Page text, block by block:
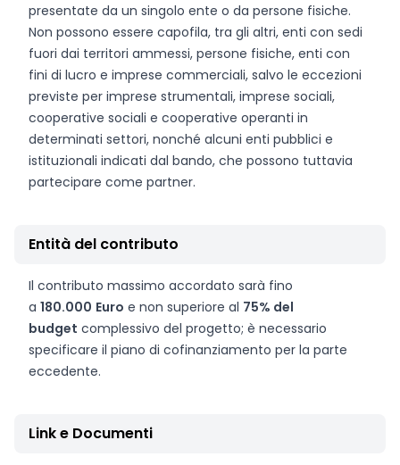
presentate da un singolo ente o da persone fisiche.
Non possono essere capofila, tra gli altri, enti con sedi
fuori dai territori ammessi, persone fisiche, enti con
fini di lucro e imprese commerciali, salvo le eccezioni
previste per imprese strumentali, imprese sociali,
cooperative sociali e cooperative operanti in
determinati settori, nonché alcuni enti pubblici e
istituzionali indicati dal bando, che possono tuttavia
partecipare come partner.
Entità del contributo
Il contributo massimo accordato sarà fino
a 180.000 Euro e non superiore al 75% del
budget complessivo del progetto; è necessario
specificare il piano di cofinanziamento per la parte
eccedente.
Link e Documenti